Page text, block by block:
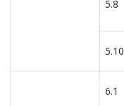
5.8
5.10
6.1